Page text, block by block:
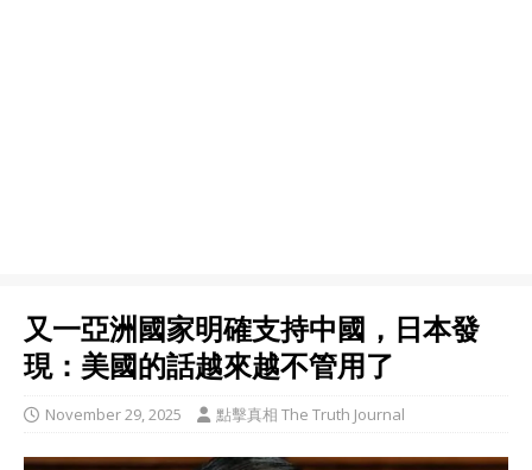
又一亞洲國家明確支持中國，日本發
現：美國的話越來越不管用了
November 29, 2025 點擊真相 The Truth Journal